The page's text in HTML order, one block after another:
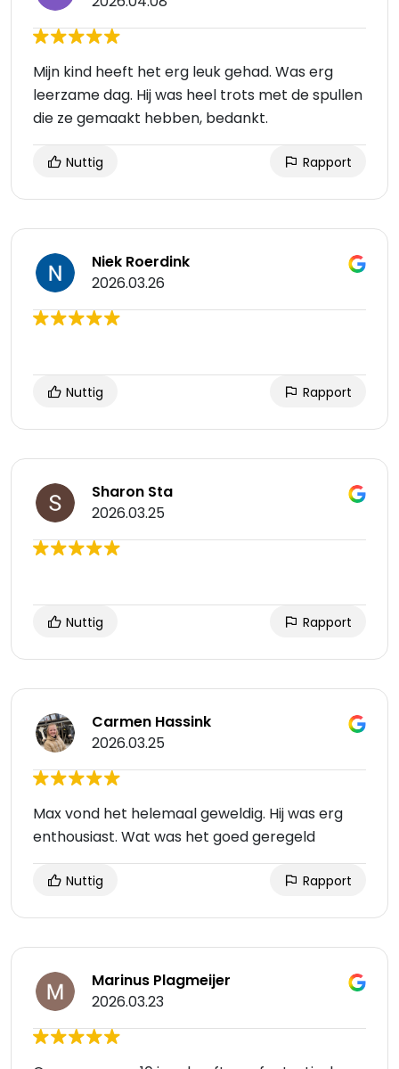
Mijn kind heeft het erg leuk gehad. Was erg
leerzame dag. Hij was heel trots met de spullen
die ze gemaakt hebben, bedankt.
Nuttig Rapport
Niek Roerdink
2026.03.26
Nuttig Rapport
Sharon Sta
2026.03.25
Nuttig Rapport
Carmen Hassink
2026.03.25
Max vond het helemaal geweldig. Hij was erg
enthousiast. Wat was het goed geregeld
Nuttig Rapport
Marinus Plagmeijer
2026.03.23